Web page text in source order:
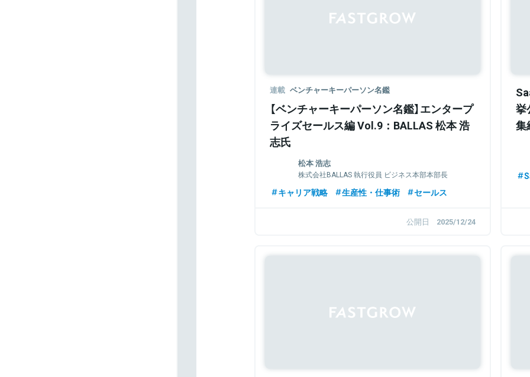
連載 ベンチャーキーパーソン名鑑
【ベンチャーキーパーソン名鑑】エンタープ
ライズセールス編 Vol.9：BALLAS 松本 浩
志氏
松本 浩志
株式会社BALLAS 執行役員 ビジネス本部本部長
キャリア戦略 生産性・仕事術 セールス
公開日 2025/12/24
挙
集